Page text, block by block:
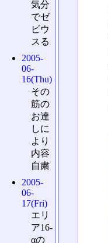
気分
でゼ
ビウ
スる
2005-
06-
16(Thu)
その
筋の
お達
しに
より
内容
自粛
2005-
06-
17(Fri)
エリ
ア16-
αの